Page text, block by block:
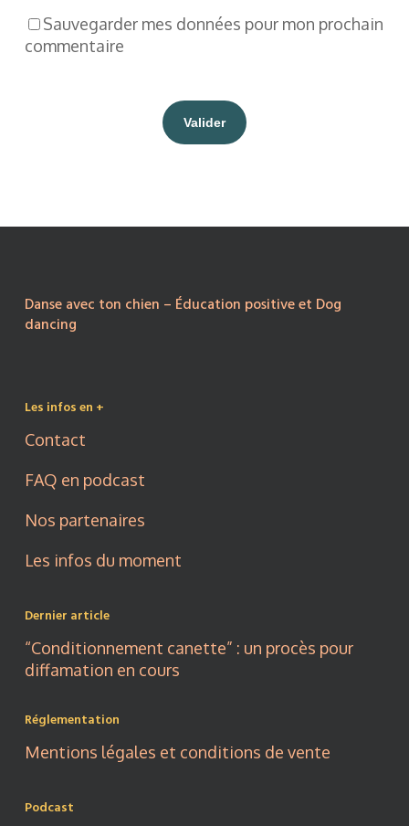
Sauvegarder mes données pour mon prochain
commentaire
Danse avec ton chien – Éducation positive et Dog
dancing
Les infos en +
Contact
FAQ en podcast
Nos partenaires
Les infos du moment
Dernier article
“Conditionnement canette” : un procès pour
diffamation en cours
Réglementation
Mentions légales et conditions de vente
Podcast